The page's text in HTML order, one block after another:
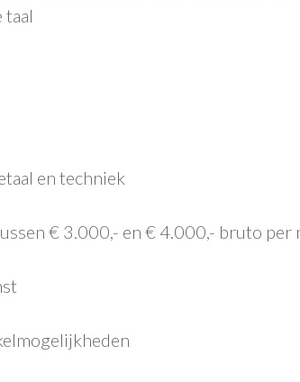
taal
en techniek
€ 3.000,- en € 4.000,- bruto per